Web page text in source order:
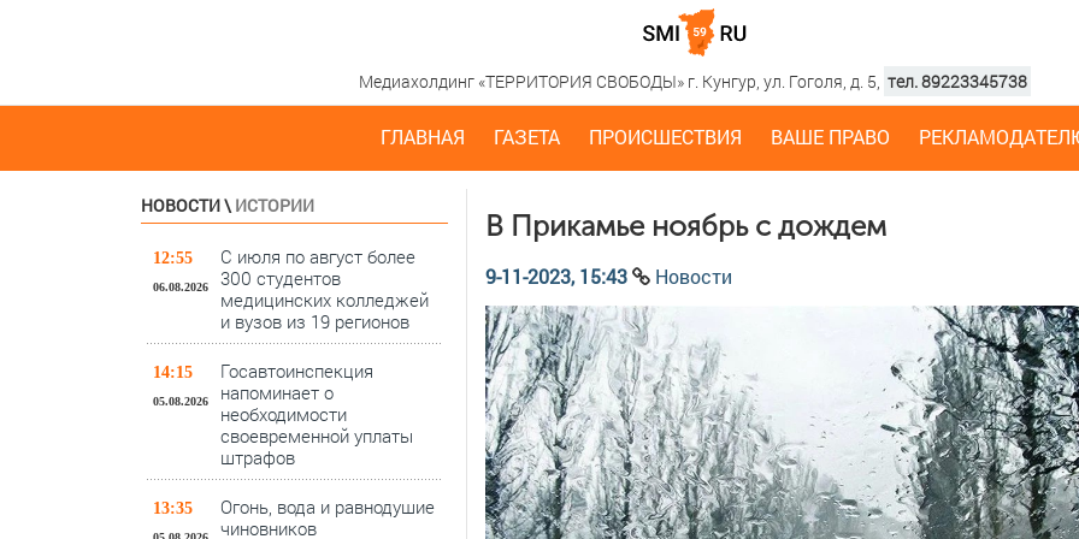
Медиахолдинг «ТЕРРИТОРИЯ СВОБОДЫ» г. Кунгур, ул. Гоголя, д. 5, тел. 89223345738
ГЛАВНАЯ ГАЗЕТА ПРОИСШЕСТВИЯ ВАШЕ ПРАВО
НОВОСТИ\ ИСТОРИИ
12:55
06.08.2026
С июля по август более
300 студентов
медицинских колледжей
и вузов из 19 регионов
14:15
05.08.2026
Госавтоинспекция
напоминает о
необходимости
своевременной уплаты
штрафов
13:35
Огонь, вода и равнодушие
чиновников
В Прикамье ноябрь с дождем
9-11-2023, 15:43 Новости